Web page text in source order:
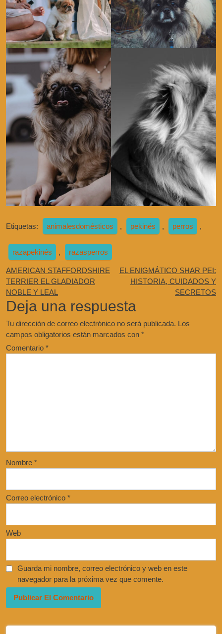
Etiquetas: animalesdomésticos , pekinés , perros ,
razapekinés , razasperros
AMERICAN STAFFORDSHIRE
TERRIER EL GLADIADOR
NOBLE Y LEAL
EL ENIGMÁTICO SHAR PEI:
HISTORIA, CUIDADOS Y
SECRETOS
Deja una respuesta
Tu dirección de correo electrónico no será publicada. Los
campos obligatorios están marcados con *
Comentario *
Nombre *
Correo electrónico *
Web
Guarda mi nombre, correo electrónico y web en este
navegador para la próxima vez que comente.